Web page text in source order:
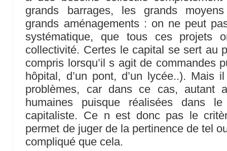
grands barrages, les grands
grands aménagements : on ne peut
systématique, que tous ces projets
collectivité. Certes le capital se sert au
compris lorsqu’il s agit de commandes
hôpital, d’un pont, d’un lycée..). Mais
problèmes, car dans ce cas, autant
humaines puisque réalisées dans
capitaliste. Ce n est donc pas le
permet de juger de la pertinence de tel
compliqué que cela.